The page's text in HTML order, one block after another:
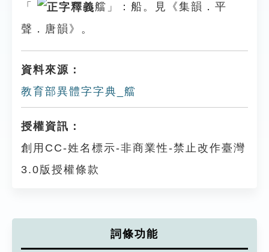
「
艡」：船。見《集韻．平
聲．唐韻》。
資料來源：
教育部異體字字典_艡
授權資訊：
創用CC-姓名標示-非商業性-禁止改作臺灣
3.0版授權條款
詞條功能